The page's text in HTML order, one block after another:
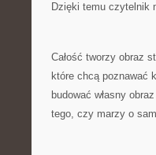
Dzięki temu czytelnik
Całość tworzy obraz
które chcą poznawać
budować własny
tego, czy marzy o